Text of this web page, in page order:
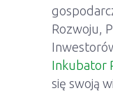
Rozwoju,
Inkubator
się swoją